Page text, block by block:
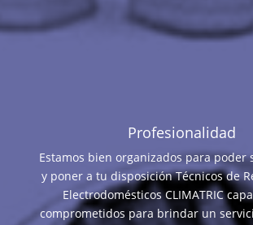
Profesionalidad
Estamos bien organizados para poder
y poner a tu disposición Técnicos de
Electrodomésticos CLIMATRIC
comprometidos para brindar un